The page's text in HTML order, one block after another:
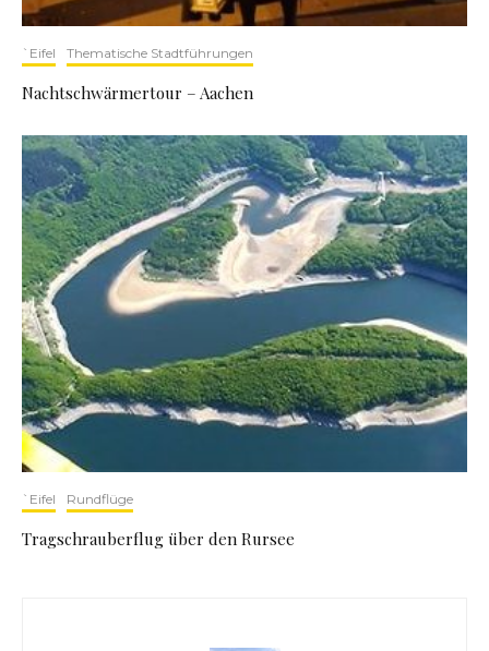
`Eifel Thematische Stadtführungen
Nachtschwärmertour – Aachen
`Eifel Rundflüge
Tragschrauberflug über den Rursee